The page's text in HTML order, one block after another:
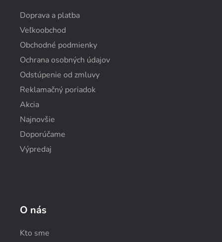
Doprava a platba
Veľkoobchod
Obchodné podmienky
Ochrana osobných údajov
Odstúpenie od zmluvy
Reklamačný poriadok
Akcia
Najnovšie
Doporúčame
Výpredaj
O nás
Kto sme